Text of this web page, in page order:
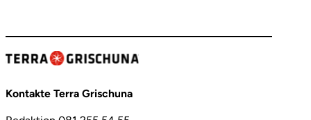
Kontakte Terra Grischuna